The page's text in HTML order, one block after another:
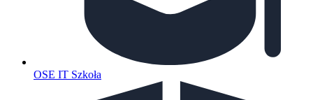
OSE IT Szkoła